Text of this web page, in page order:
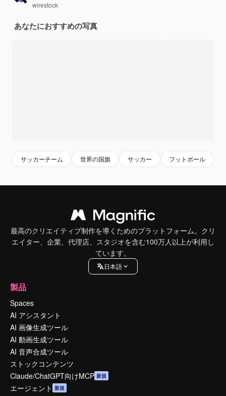
wirestock
あなたにおすすめの写真
サッカーチーム 世界の国旗 サッカー フットボール
最高のクリエイティブ制作を導くためのプラットフォーム。クリ
エイター、企業、代理店、スタジオを含む100万人以上が利用し
ています。
日本語
製品
Spaces
AI アシスタント
AI 画像生成ツール
AI 動画生成ツール
AI 音声合成ツール
ストックコンテンツ
Claude/ChatGPT向けMCP 新規
エージェント 新規